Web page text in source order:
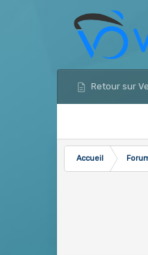
Retour sur
Accueil